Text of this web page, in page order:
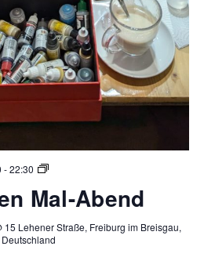
-22:30
Miniaturen
Abend
Mal-Abend
15 Lehener Straße, Freiburg im Breisgau,